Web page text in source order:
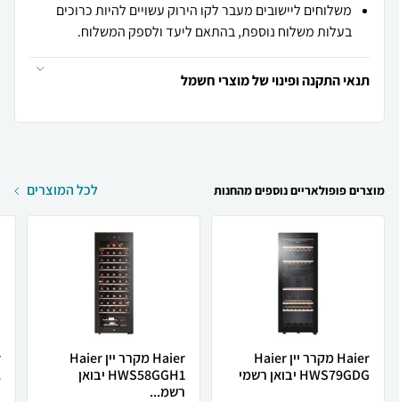
משלוחים ליישובים מעבר לקו הירוק עשויים להיות כרוכים
בעלות משלוח נוספת, בהתאם ליעד ולספק המשלוח.
תנאי התקנה ופינוי של מוצרי חשמל
מוצרים פופולאריים נוספים מהחנות לכל המוצרים
Haier מקרר יין Haier
HWS79GDG יבואן רשמי
Haier מקרר יין Haier
HWS58GGH1 יבואן
רשמ...